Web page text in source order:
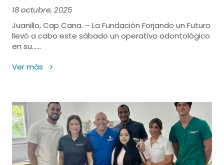
18 octubre, 2025
Juanillo, Cap Cana. – La Fundación Forjando un Futuro
llevó a cabo este sábado un operativo odontológico
en su......
Ver más